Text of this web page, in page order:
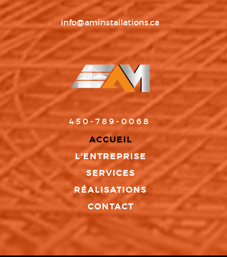
info@aminstallations.ca
450-789-0068
ACCUEIL
L'ENTREPRISE
SERVICES
RÉALISATIONS
CONTACT